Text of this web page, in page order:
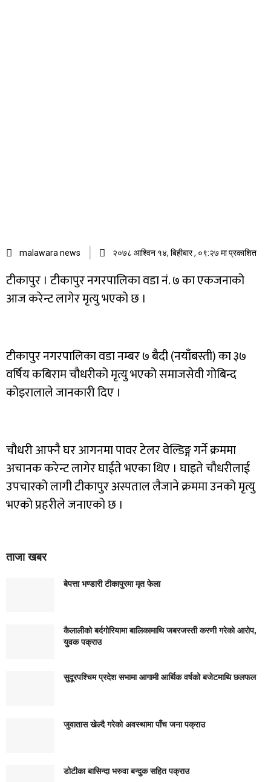
malawara news २०७८ आश्विन १४, बिहीबार , ०९:२७ मा प्रकाशित
टीकापुर । टीकापुर नगरपालिका वडा नं. ७ का एकजनाको
आज करेन्ट लागेर मृत्यु भएको छ ।
टीकापुर नगरपालिका वडा नम्बर ७ बैदी (नयाँबस्ती) का ३७
वर्षिय कबिराम चौधरीको मृत्यु भएको समाजसेवी गोबिन्द
कोइरालाले जानकारी दिए ।
चौधरी आफ्नै घर आगनमा पावर टेलर वेल्डिङ्ग गर्ने क्रममा
अचानक करेन्ट लागेर घाईते भएका थिए । घाइते चौधरीलाई
उपचारको लागी टीकापुर अस्पताल लैजाने क्रममा उनको मृत्यु
भएको प्रहरीले जनाएको छ ।
ताजा खबर
बेपत्ता भण्डारी टीकापुरमा मृत फेला
कैलालीको बर्दगोरियामा बालिकामाथि जबरजस्ती करणी गरेको आरोप,
युवक पक्राउ
सुदूरपश्चिम प्रदेश सभामा आगामी आर्थिक वर्षको बजेटमाथि छलफल
जुवातास खेल्दै गरेको अवस्थामा पाँच जना पक्राउ
डोटीका बासिन्दा भरुवा बन्दुक सहित पक्राउ